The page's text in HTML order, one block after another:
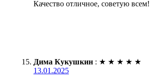
Качество отличное, советую всем!
Дима Кукушкин : ★ ★ ★ ★ ★
13.01.2025